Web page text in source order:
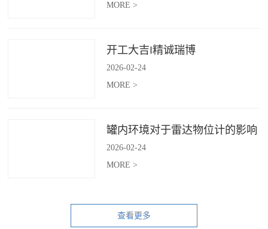
MORE >
开工大吉‖精诚瑞博
2026-02-24
MORE >
罐内环境对于雷达物位计的影响
2026-02-24
MORE >
查看更多